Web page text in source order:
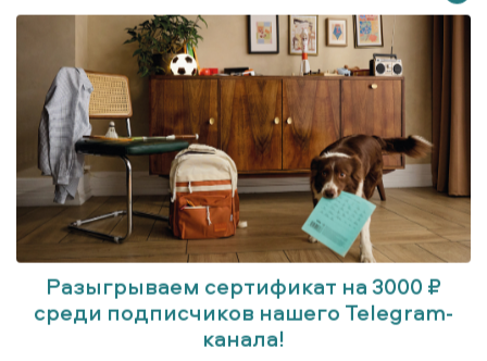
Разыгрываем сертификат на 3000 ₽
среди подписчиков нашего Telegram-
канала!